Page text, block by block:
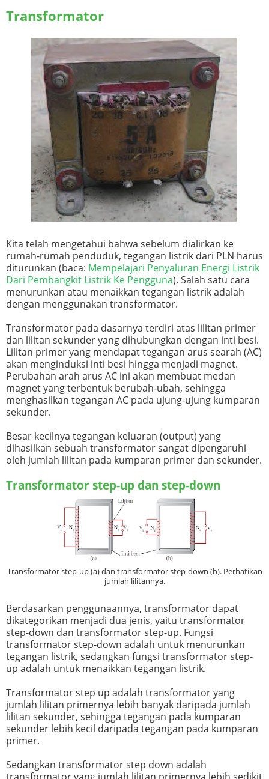
Transformator
Kita telah mengetahui bahwa sebelum dialirkan ke
rumah-rumah penduduk, tegangan listrik dari PLN harus
diturunkan (baca: Mempelajari Penyaluran Energi Listrik
Dari Pembangkit Listrik Ke Pengguna). Salah satu cara
menurunkan atau menaikkan tegangan listrik adalah
dengan menggunakan transformator.
Transformator pada dasarnya terdiri atas lilitan primer
dan lilitan sekunder yang dihubungkan dengan inti besi.
Lilitan primer yang mendapat tegangan arus searah (AC)
akan menginduksi inti besi hingga menjadi magnet.
Perubahan arah arus AC ini akan membuat medan
magnet yang terbentuk berubah-ubah, sehingga
menghasilkan tegangan AC pada ujung-ujung kumparan
sekunder.
Besar kecilnya tegangan keluaran (output) yang
dihasilkan sebuah transformator sangat dipengaruhi
oleh jumlah lilitan pada kumparan primer dan sekunder.
Transformator step-up dan step-down
Transformator step-up (a) dan transformator step-down (b). Perhatikan
jumlah lilitannya.
Berdasarkan penggunaannya, transformator dapat
dikategorikan menjadi dua jenis, yaitu transformator
step-down dan transformator step-up. Fungsi
transformator step-down adalah untuk menurunkan
tegangan listrik, sedangkan fungsi transformator step-
up adalah untuk menaikkan tegangan listrik.
Transformator step up adalah transformator yang
jumlah lilitan primernya lebih banyak daripada jumlah
lilitan sekunder, sehingga tegangan pada kumparan
sekunder lebih kecil daripada tegangan pada kumparan
primer.
Sedangkan transformator step down adalah